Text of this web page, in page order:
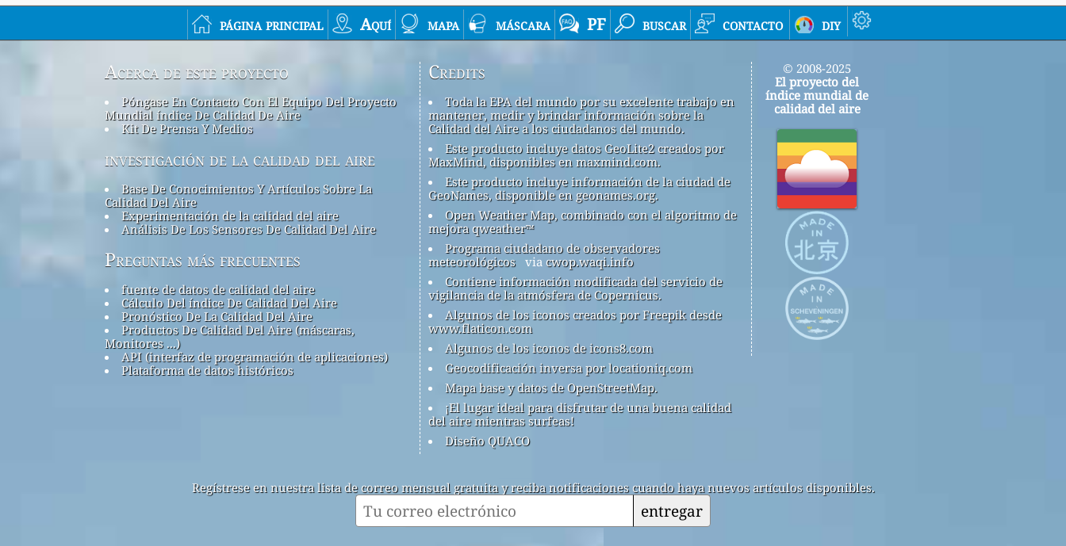
página principal Aquí mapa máscara PF buscar contacto diy
Acerca de este proyecto
Póngase En Contacto Con El Equipo Del Proyecto
Mundial índice De Calidad De Aire
Kit De Prensa Y Medios
investigación de la calidad del aire
Base De Conocimientos Y Artículos Sobre La
Calidad Del Aire
Experimentación de la calidad del aire
Análisis De Los Sensores De Calidad Del Aire
Preguntas más frecuentes
fuente de datos de calidad del aire
Cálculo Del índice De Calidad Del Aire
Pronóstico De La Calidad Del Aire
Productos De Calidad Del Aire (máscaras,
Monitores ...)
API (interfaz de programación de aplicaciones)
Plataforma de datos históricos
Credits
Toda la EPA del mundo por su excelente trabajo en
mantener, medir y brindar información sobre la
Calidad del Aire a los ciudadanos del mundo.
Este producto incluye datos GeoLite2 creados por
MaxMind, disponibles en maxmind.com.
Este producto incluye información de la ciudad de
GeoNames, disponible en geonames.org.
Open Weather Map, combinado con el algoritmo de
mejora qweather™
Programa ciudadano de observadores
meteorológicos via cwop.waqi.info
Contiene información modificada del servicio de
vigilancia de la atmósfera de Copernicus.
Algunos de los iconos creados por Freepik desde
www.flaticon.com
Algunos de los iconos de icons8.com
Geocodificación inversa por locationiq.com
Mapa base y datos de OpenStreetMap.
¡El lugar ideal para disfrutar de una buena calidad
del aire mientras surfeas!
Diseño QUACO
© 2008-2025
El proyecto del
índice mundial de
calidad del aire
Regístrese en nuestra lista de correo mensual gratuita y reciba notificaciones cuando haya nuevos artículos disponibles.
entregar